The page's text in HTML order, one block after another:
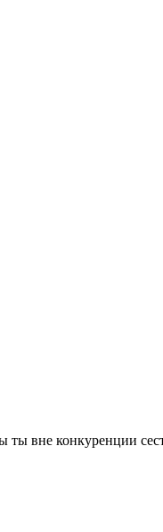
ты вне конкуренции